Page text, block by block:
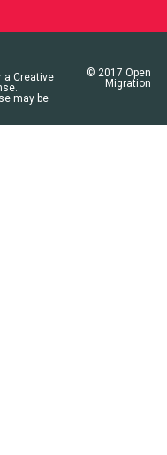
a Creative
.
may be
© 2017 Open
Migration